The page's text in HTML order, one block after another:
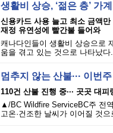
생활비 상승, ‘젊은 층’ 가
신용카드 사용 늘고 최소 금액만
재정 유연성에 빨간불 들어와
캐나다인들이 생활비 상승으로
움을 겪고 있는 것으로 나타났
멈추지 않는 산불··· 이번
110건 산불 진행 중··· 곳곳 대피
▲/BC Wildfire ServiceBC주 전
고온·건조한 날씨가 이어질 것